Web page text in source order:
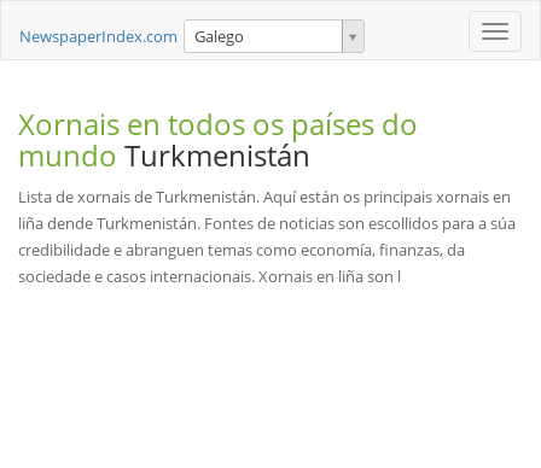
Toggle
NewspaperIndex.com Galego
Xornais en todos os países do
mundo Turkmenistán
Lista de xornais de Turkmenistán. Aquí están os principais xornais en
liña dende Turkmenistán. Fontes de noticias son escollidos para a súa
credibilidade e abranguen temas como economía, finanzas, da
sociedade e casos internacionais. Xornais en liña son l